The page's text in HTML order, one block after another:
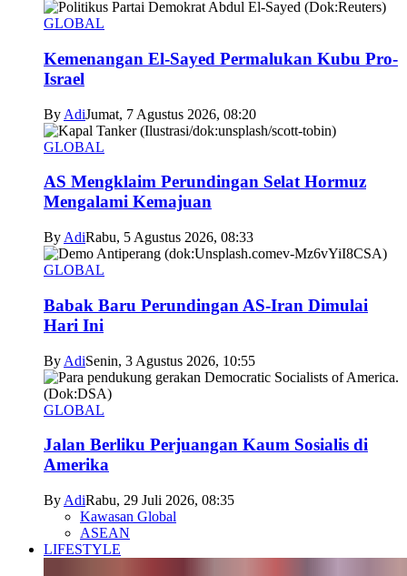
GLOBAL
Kemenangan El-Sayed Permalukan Kubu Pro-
Israel
By AdiJumat, 7 Agustus 2026, 08:20
GLOBAL
AS Mengklaim Perundingan Selat Hormuz
Mengalami Kemajuan
By AdiRabu, 5 Agustus 2026, 08:33
GLOBAL
Babak Baru Perundingan AS-Iran Dimulai
Hari Ini
By AdiSenin, 3 Agustus 2026, 10:55
GLOBAL
Jalan Berliku Perjuangan Kaum Sosialis di
Amerika
By AdiRabu, 29 Juli 2026, 08:35
Kawasan Global
ASEAN
LIFESTYLE